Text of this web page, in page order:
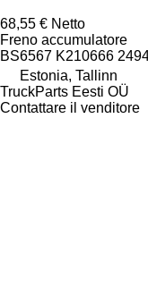
68,55 € Netto
Freno accumulatore
BS6567 K210666
Estonia, Tallinn
TruckParts Eesti OÜ
Contattare il venditore